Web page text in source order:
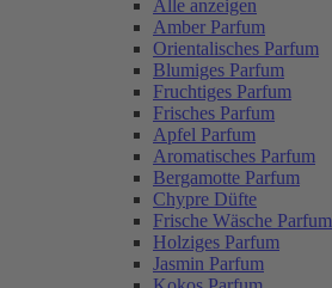
Alle anzeigen
Amber Parfum
Orientalisches Parfum
Blumiges Parfum
Fruchtiges Parfum
Frisches Parfum
Apfel Parfum
Aromatisches Parfum
Bergamotte Parfum
Chypre Düfte
Frische Wäsche Parfum
Holziges Parfum
Jasmin Parfum